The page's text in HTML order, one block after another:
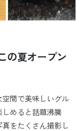
の夏オープン
間で美味しいグル
めると話題沸騰
をたくさん撮影し